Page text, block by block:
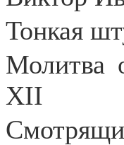
Тонкая
Молитва
XII